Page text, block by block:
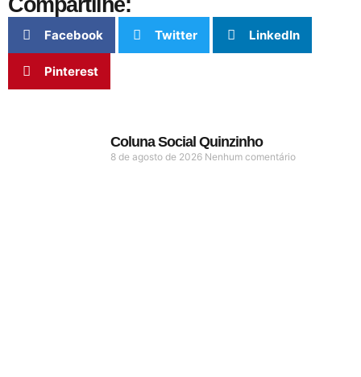
Facebook Twitter LinkedIn
Pinterest
Coluna Social Quinzinho
8 de agosto de 2026 Nenhum comentário